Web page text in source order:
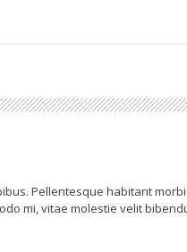
Pellentesque habitant
mi, vitae molestie velit